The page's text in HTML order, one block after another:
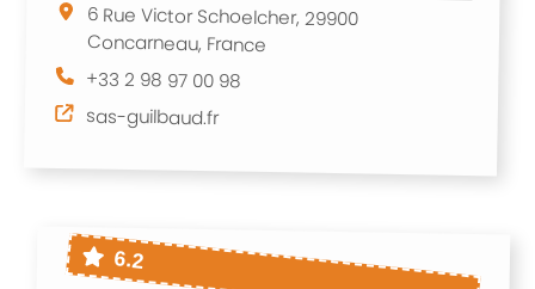
6 Rue Victor Schoelcher, 29900
Concarneau, France
+33 2 98 97 00 98
sas-guilbaud.fr
6.2